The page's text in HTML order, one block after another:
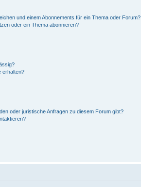
und einem Abonnements für ein Thema oder Forum?
oder ein Thema abonnieren?
erhalten?
oder juristische Anfragen zu diesem Forum gibt?